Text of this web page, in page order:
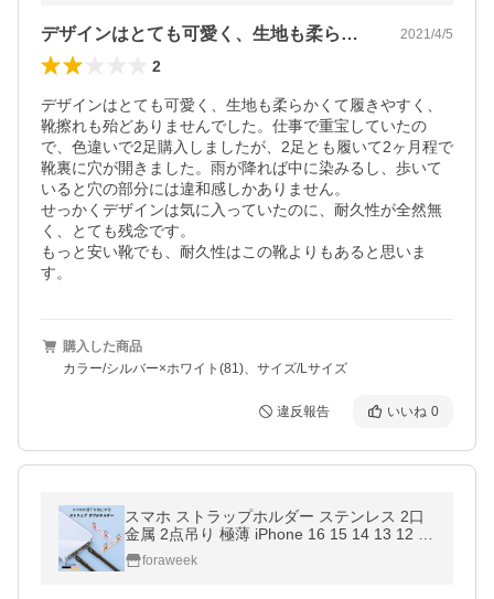
デザインはとても可愛く、生地も柔らかく… 2021/4/5
2
デザインはとても可愛く、生地も柔らかくて履きやすく、
靴擦れも殆どありませんでした。仕事で重宝していたの
で、色違いで2足購入しましたが、2足とも履いて2ヶ月程で
靴裏に穴が開きました。雨が降れば中に染みるし、歩いて
いると穴の部分には違和感しかありません。
せっかくデザインは気に入っていたのに、耐久性が全然無
く、とても残念です。
もっと安い靴でも、耐久性はこの靴よりもあると思いま
す。
購入した商品
カラー/シルバー×ホワイト(81)、サイズ/Lサイズ
違反報告 いいね 0
スマホ ストラップホルダー ステンレス 2口
金属 2点吊り 極薄 iPhone 16 15 14 13 12 傷
つかない 丈夫 頑丈 ホルダー おしゃれ 落下
防止foraweek